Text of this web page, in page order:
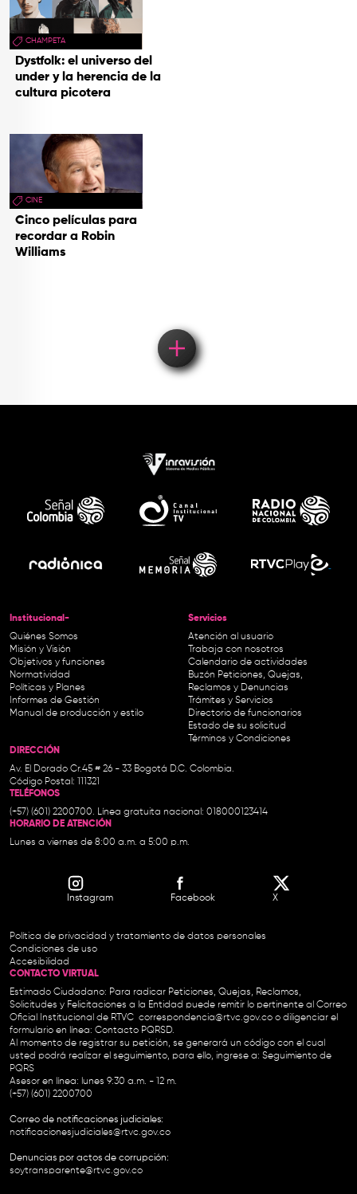
CHAMPETA
Dystfolk: el universo del
under y la herencia de la
cultura picotera
CINE
Cinco películas para
recordar a Robin
Williams
Institucional-
Quiénes Somos
Misión y Visión
Objetivos y funciones
Normatividad
Políticas y Planes
Informes de Gestión
Manual de producción y estilo
Servicios
Atención al usuario
Trabaja con nosotros
Calendario de actividades
Buzón Peticiones, Quejas,
Reclamos y Denuncias
Trámites y Servicios
Directorio de funcionarios
Estado de su solicitud
Términos y Condiciones
DIRECCIÓN
Av. El Dorado Cr.45 # 26 - 33 Bogotá D.C. Colombia.
Código Postal: 111321
TELÉFONOS
(+57) (601) 2200700. Línea gratuita nacional: 018000123414
HORARIO DE ATENCIÓN
Lunes a viernes de 8:00 a.m. a 5:00 p.m.
Instagram Facebook X
Política de privacidad y tratamiento de datos personales
Condiciones de uso
Accesibilidad
CONTACTO VIRTUAL
Estimado Ciudadano: Para radicar Peticiones, Quejas, Reclamos,
Solicitudes y Felicitaciones a la Entidad puede remitir lo pertinente al Correo
Oficial Institucional de RTVC correspondencia@rtvc.gov.co o diligenciar el
formulario en línea: Contacto PQRSD.
Al momento de registrar su petición, se generará un código con el cual
usted podrá realizar el seguimiento, para ello, ingrese a: Seguimiento de
PQRS
Asesor en línea: lunes 9:30 a.m. - 12 m.
(+57) (601) 2200700
Correo de notificaciones judiciales:
notificacionesjudiciales@rtvc.gov.co
Denuncias por actos de corrupción:
soytransparente@rtvc.gov.co